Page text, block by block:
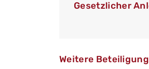
Gesetzlicher
Weitere